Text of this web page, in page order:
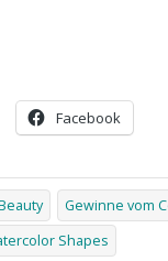
Facebook
Gewinne vom
Shapes